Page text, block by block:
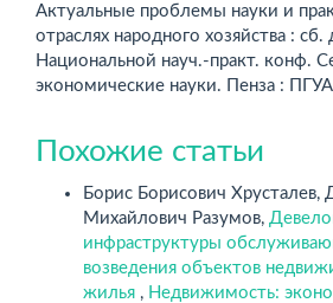
Актуальные проблемы науки и
отраслях народного хозяйства : сб.
Национальной науч.-практ. конф.
экономические науки. Пенза :
Похожие статьи
Борис Борисович Хрусталев,
Михайлович Разумов,
инфраструктуры
возведения объектов
жилья , Недвижимость: